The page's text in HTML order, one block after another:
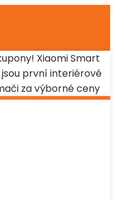
Xiaomi Smart
jsou první interiérové
za výborné ceny